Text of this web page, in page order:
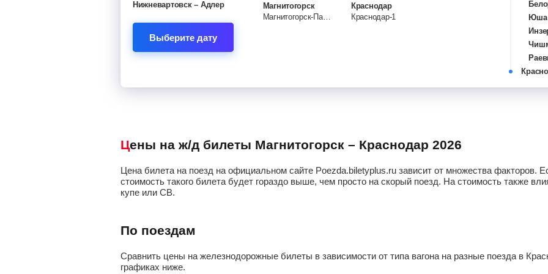
Нижневартовск – Адлер
Выберите дату
Магнитогорск
Магнитогорск-Пасс.
Краснодар
Краснодар-1
Юша
Плес
Цены на ж/д билеты Магнитогорск – Краснодар 2026
Цена билета на поезд на официальном сайте Poezda.biletyplus.ru зависит от множества
стоимость такого билета будет гораздо выше, чем просто на скорый поезд. На стоимость также
купе или СВ.
По поездам
Сравнить цены на железнодорожные билеты в зависимости от типа вагона на разные поезда в
графиках ниже.